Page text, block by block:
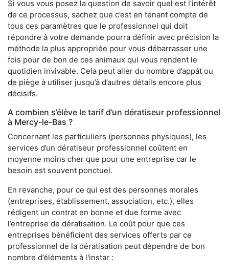
Si vous vous posez la question de savoir quel est l’intérêt
de ce processus, sachez que c’est en tenant compte de
tous ces paramètres que le professionnel qui doit
répondre à votre demande pourra définir avec précision la
méthode la plus appropriée pour vous débarrasser une
fois pour de bon de ces animaux qui vous rendent le
quotidien invivable. Cela peut aller du nombre d’appât ou
de piège à utiliser jusqu’à d’autres détails encore plus
décisifs.
A combien s’élève le tarif d’un dératiseur professionnel
à Mercy-le-Bas ?
Concernant les particuliers (personnes physiques), les
services d’un dératiseur professionnel coûtent en
moyenne moins cher que pour une entreprise car le
besoin est souvent ponctuel.
En revanche, pour ce qui est des personnes morales
(entreprises, établissement, association, etc.), elles
rédigent un contrat en bonne et due forme avec
l’entreprise de dératisation. Le coût pour que ces
entreprises bénéficient des services offerts par ce
professionnel de la dératisation peut dépendre de bon
nombre d’éléments à l'instar :